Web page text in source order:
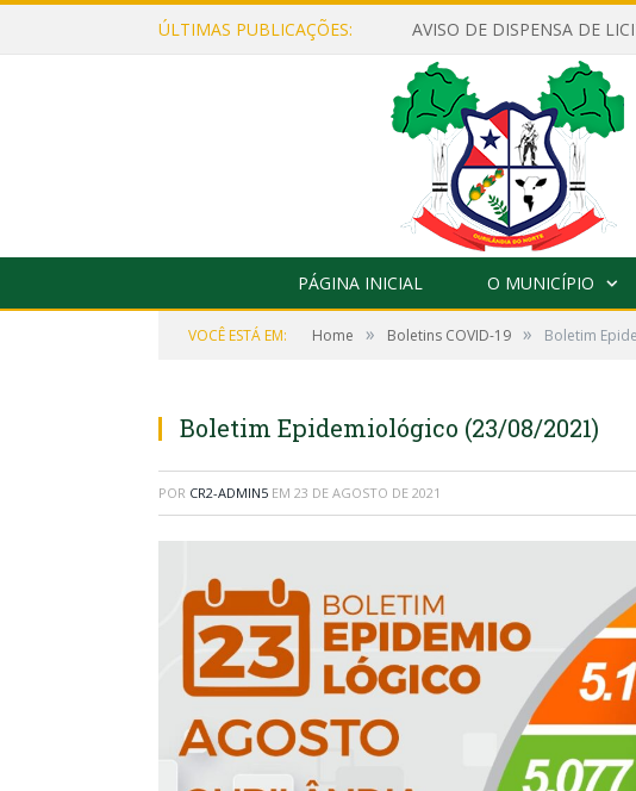
ÚLTIMAS PUBLICAÇÕES:
PÁGINA INICIAL O MUNICÍPIO
VOCÊ ESTÁ EM: Home » Boletins COVID-19 » Boletim
Boletim Epidemiológico (23/08/2021)
POR CR2-ADMIN5 EM 23 DE AGOSTO DE 2021